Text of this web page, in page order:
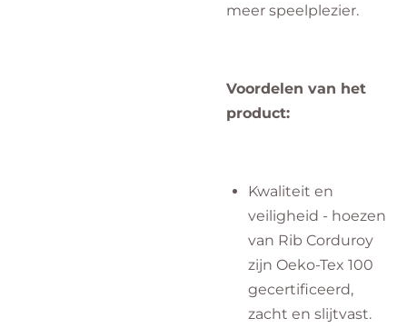
meer speelplezier.
Voordelen van het
product:
Kwaliteit en
veiligheid - hoezen
van Rib Corduroy
zijn Oeko-Tex 100
gecertificeerd,
zacht en slijtvast.